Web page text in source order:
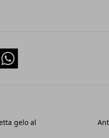
Whatsapp
gelo al